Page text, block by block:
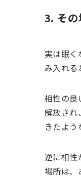
3. そ
実は眠く
み入れる
相性の良
解放され
きたよう
逆に相性
場所は、